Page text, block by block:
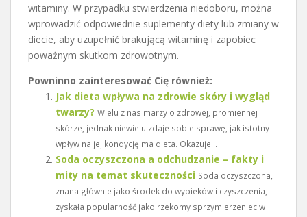
witaminy. W przypadku stwierdzenia niedoboru, można
wprowadzić odpowiednie suplementy diety lub zmiany w
diecie, aby uzupełnić brakującą witaminę i zapobiec
poważnym skutkom zdrowotnym.
Powninno zainteresować Cię również:
Jak dieta wpływa na zdrowie skóry i wygląd
twarzy? Wielu z nas marzy o zdrowej, promiennej
skórze, jednak niewielu zdaje sobie sprawę, jak istotny
wpływ na jej kondycję ma dieta. Okazuje...
Soda oczyszczona a odchudzanie – fakty i
mity na temat skuteczności Soda oczyszczona,
znana głównie jako środek do wypieków i czyszczenia,
zyskała popularność jako rzekomy sprzymierzeniec w